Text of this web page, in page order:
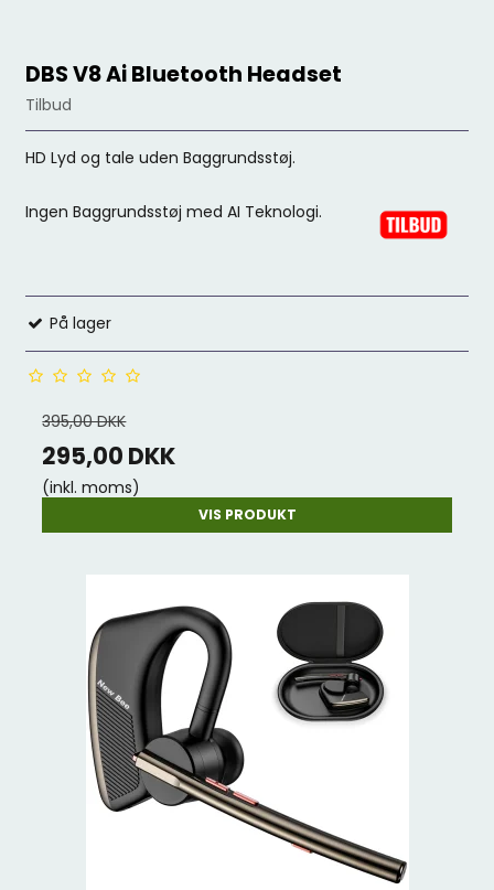
DBS V8 Ai Bluetooth Headset
Tilbud
HD Lyd og tale uden Baggrundsstøj.
Ingen Baggrundsstøj med AI Teknologi.
På lager
395,00 DKK
295,00 DKK
(inkl. moms)
VIS PRODUKT